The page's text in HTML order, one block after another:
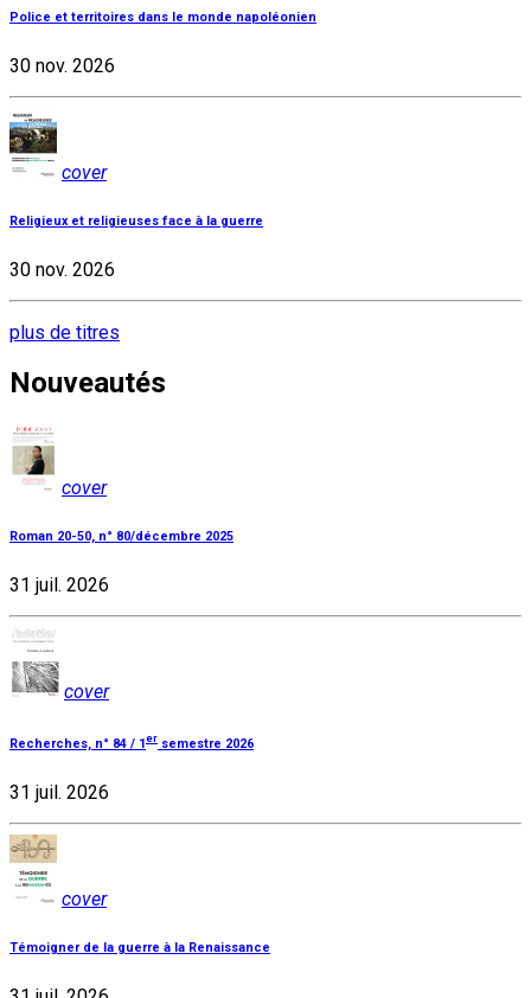
Police et territoires dans le monde napoléonien
30 nov. 2026
cover
Religieux et religieuses face à la guerre
30 nov. 2026
plus de titres
Nouveautés
cover
Roman 20-50, n° 80/décembre 2025
31 juil. 2026
cover
Recherches, n° 84 / 1er semestre 2026
31 juil. 2026
cover
Témoigner de la guerre à la Renaissance